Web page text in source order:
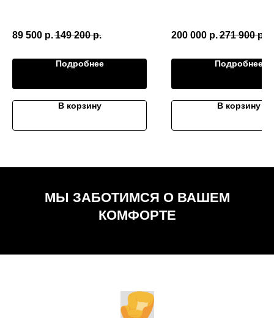
89 500 р.149 200 р.
Подробнее
В корзину
200 000 р.271 900 р.
Подробнее
В корзину
МЫ ЗАБОТИМСЯ О ВАШЕМ
КОМФОРТЕ